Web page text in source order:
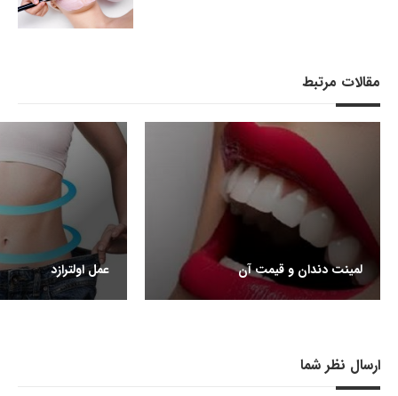
مقالات مرتبط
لمینت دندان و قیمت آن عمل اولترازد
ارسال نظر شما